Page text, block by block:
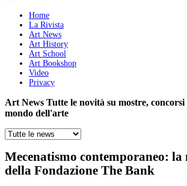
Home
La Rivista
Art News
Art History
Art School
Art Bookshop
Video
Privacy
Art News Tutte le novità su mostre, concorsi
mondo dell'arte
Mecenatismo contemporaneo: la
della Fondazione The Bank